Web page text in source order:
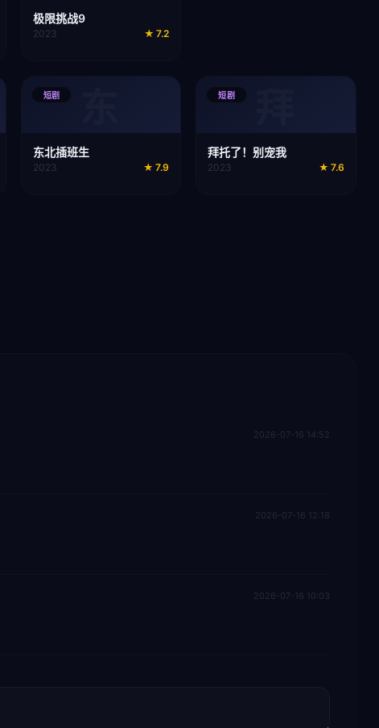
极限挑战9
2023 ★ 7.2
短剧
东北插班生
2023 ★ 7.9
短剧
拜托了！别宠我
2023 ★ 7.6
2026-07-16 14:52
2026-07-16 12:18
2026-07-16 10:03